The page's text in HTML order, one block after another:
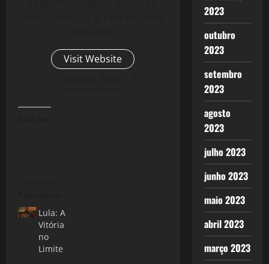
Visit Website
Lula: A
Vitória
no
Limite
2023
outubro
2023
setembro
2023
agosto
2023
julho 2023
junho 2023
maio 2023
abril 2023
março 2023